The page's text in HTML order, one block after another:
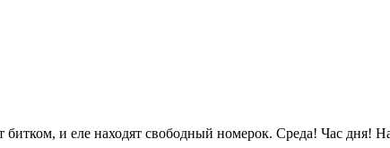
и еле находят свободный номерок. Среда! Час дня!